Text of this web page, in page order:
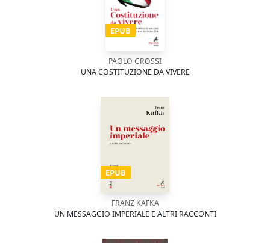
EPUB
PAOLO GROSSI
UNA COSTITUZIONE DA VIVERE
EPUB
FRANZ KAFKA
UN MESSAGGIO IMPERIALE E ALTRI RACCONTI